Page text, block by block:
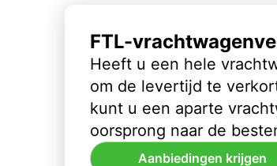
FTL-
Heeft u een hele
om de levertijd te
kunt u een aparte
oorsprong naar de
Aanbiedingen krijgen